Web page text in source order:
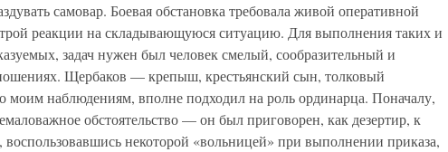
самовар. Боевая обстановка требовала живой оперативной
реакции на складывающуюся ситуацию. Для выполнения таких и
задач нужен был человек смелый, сообразительный и
Щербаков — крепыш, крестьянский сын, толковый
моим наблюдениям, вполне подходил на роль ординарца. Поначалу,
обстоятельство — он был приговорен, как дезертир, к
воспользовавшись некоторой «вольницей» при выполнении приказа,